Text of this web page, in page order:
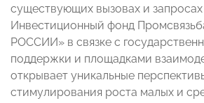
существующих вызовах и
Инвестиционный фонд
РОССИИ» в связке с
поддержки и площадками
открывает уникальные
стимулирования роста малых и